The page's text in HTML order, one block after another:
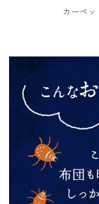
カーペ